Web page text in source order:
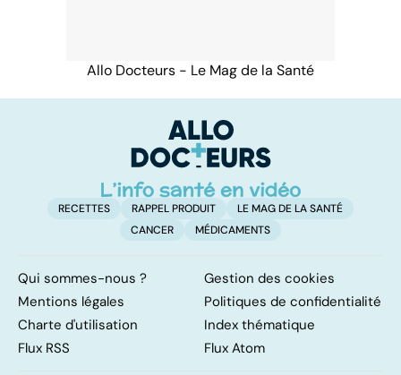
Allo Docteurs - Le Mag de la Santé
RECETTES RAPPEL PRODUIT
LE MAG DE LA SANTÉ
CANCER
MÉDICAMENTS
Qui sommes-nous ?
Gestion des cookies
Mentions légales
Politiques de confidentialité
Charte d'utilisation
Index thématique
Flux RSS
Flux Atom